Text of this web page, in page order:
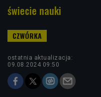
świecie nauki
ostatnia aktualizacja:
09.08.2024 09:50